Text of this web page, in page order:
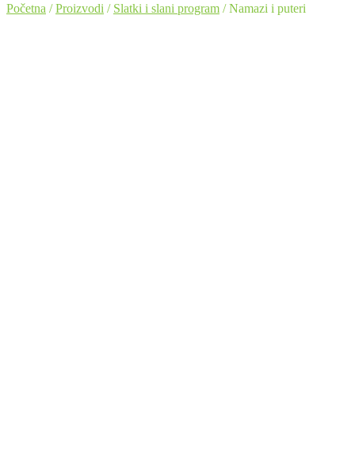
Početna /Proizvodi / Slatki i slani program / Namazi i puteri